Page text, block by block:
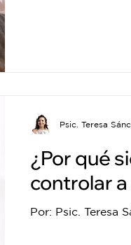
¿Por qué
controlar
Por: Psic. Teresa
Psic. Teresa